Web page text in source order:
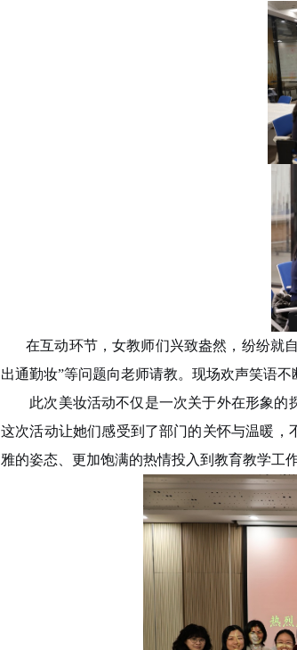
在互动环节，女教师们兴致盎然，纷纷就
出通勤妆”等问题向老师请教。现场欢声笑语不
此次美妆活动不仅是一次关于外在形象的
这次活动让她们感受到了部门的关怀与温暖
雅的姿态、更加饱满的热情投入到教育教学工